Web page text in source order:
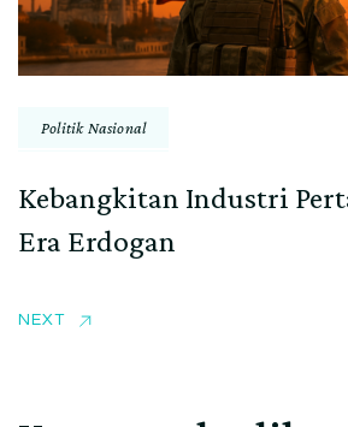
Politik Nasional
Kebangkitan Industri
Era Erdogan
NEXT